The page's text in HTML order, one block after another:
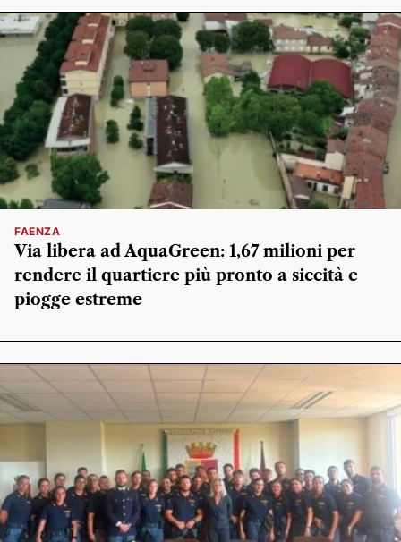
FAENZA
Via libera ad AquaGreen: 1,67 milioni per
rendere il quartiere più pronto a siccità e
piogge estreme